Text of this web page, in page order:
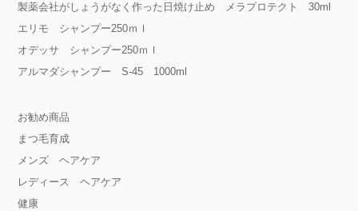
製薬会社がしょうがなく作った日焼け止め メラプロテクト 30ml
エリモ シャンプー250ｍｌ
オデッサ シャンプー250ｍｌ
アルマダシャンプー S-45 1000ml
お勧め商品
まつ毛育成
メンズ ヘアケア
レディース ヘアケア
健康